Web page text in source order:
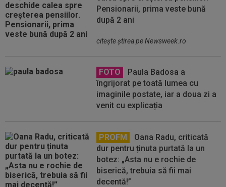
Pensionarii, prima veste bună
după 2 ani
citeşte ştirea pe Newsweek.ro
FOTO
Paula Badosa a
îngrijorat pe toată lumea cu
imaginile postate, iar a doua zi a
venit cu explicația
PROFM
Oana Radu, criticată
dur pentru ținuta purtată la un
botez: „Asta nu e rochie de
biserică, trebuia să fii mai
decentă!”